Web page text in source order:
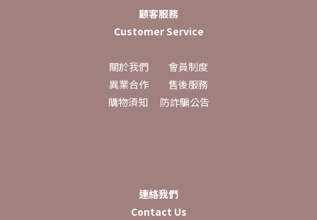
顧客服務
Customer Service
關於我們
會員制度
異業合作
售後服務
購物須知
防詐騙公告
連絡我們
Contact Us